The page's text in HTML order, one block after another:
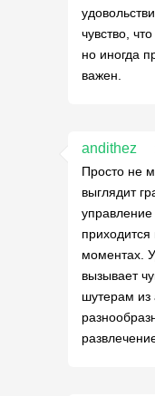
чувство,
но иногда
важен.
andithez
Просто не
выглядит
моментах.
вызывает
шутерам из